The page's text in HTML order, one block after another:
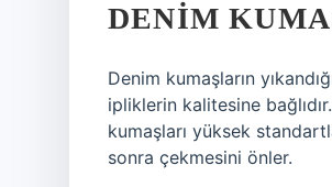
DENIM
Denim kumaşların
ipliklerin kalitesine
kumaşları yüksek
sonra çekmesini önler.